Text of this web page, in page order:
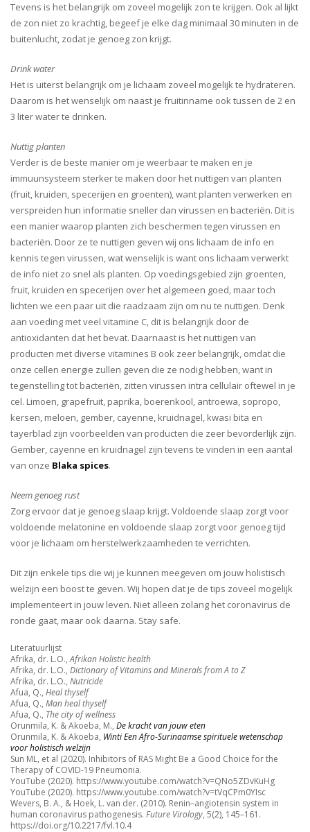
Tevens is het belangrijk om zoveel mogelijk zon te krijgen. Ook al lijkt
de zon niet zo krachtig, begeef je elke dag minimaal 30 minuten in de
buitenlucht, zodat je genoeg zon krijgt.
Drink water
Het is uiterst belangrijk om je lichaam zoveel mogelijk te hydrateren.
Daarom is het wenselijk om naast je fruitinname ook tussen de 2 en
3 liter water te drinken.
Nuttig planten
Verder is de beste manier om je weerbaar te maken en je
immuunsysteem sterker te maken door het nuttigen van planten
(fruit, kruiden, specerijen en groenten), want planten verwerken en
verspreiden hun informatie sneller dan virussen en bacteriën. Dit is
een manier waarop planten zich beschermen tegen virussen en
bacteriën. Door ze te nuttigen geven wij ons lichaam de info en
kennis tegen virussen, wat wenselijk is want ons lichaam verwerkt
de info niet zo snel als planten. Op voedingsgebied zijn groenten,
fruit, kruiden en specerijen over het algemeen goed, maar toch
lichten we een paar uit die raadzaam zijn om nu te nuttigen. Denk
aan voeding met veel vitamine C, dit is belangrijk door de
antioxidanten dat het bevat. Daarnaast is het nuttigen van
producten met diverse vitamines B ook zeer belangrijk, omdat die
onze cellen energie zullen geven die ze nodig hebben, want in
tegenstelling tot bacteriën, zitten virussen intra cellulair oftewel in je
cel. Limoen, grapefruit, paprika, boerenkool, antroewa, sopropo,
kersen, meloen, gember, cayenne, kruidnagel, kwasi bita en
tayerblad zijn voorbeelden van producten die zeer bevorderlijk zijn.
Gember, cayenne en kruidnagel zijn tevens te vinden in een aantal
van onze Blaka spices.
Neem genoeg rust
Zorg ervoor dat je genoeg slaap krijgt. Voldoende slaap zorgt voor
voldoende melatonine en voldoende slaap zorgt voor genoeg tijd
voor je lichaam om herstelwerkzaamheden te verrichten.
Dit zijn enkele tips die wij je kunnen meegeven om jouw holistisch
welzijn een boost te geven. Wij hopen dat je de tips zoveel mogelijk
implementeert in jouw leven. Niet alleen zolang het coronavirus de
ronde gaat, maar ook daarna. Stay safe.
Literatuurlijst
Afrika, dr. L.O.,Afrikan Holistic health
Afrika, dr. L.O., Dictionary of Vitamins and Minerals from A to Z
Afrika, dr. L.O., Nutricide
Afua, Q., Heal thyself
Afua, Q., Man heal thyself
Afua, Q., The city of wellness
Orunmila, K. & Akoeba, M., De kracht van jouw eten
Orunmila, K. & Akoeba, Winti Een Afro-Surinaamse spirituele wetenschap
voor holistisch welzijn
Sun ML, et al (2020). Inhibitors of RAS Might Be a Good Choice for the
Therapy of COVID-19 Pneumonia.
YouTube (2020). https://www.youtube.com/watch?v=QNo5ZDvKuHg
YouTube (2020). https://www.youtube.com/watch?v=tVqCPm0YIsc
Wevers, B. A., & Hoek, L. van der. (2010). Renin–angiotensin system in
human coronavirus pathogenesis. Future Virology, 5(2), 145–161.
https://doi.org/10.2217/fvl.10.4